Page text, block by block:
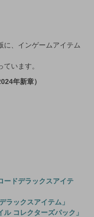
に、インゲームアイテム
います。
年新章）
ードデラックスアイテ
ラックスアイテム」
ル コレクターズパック」